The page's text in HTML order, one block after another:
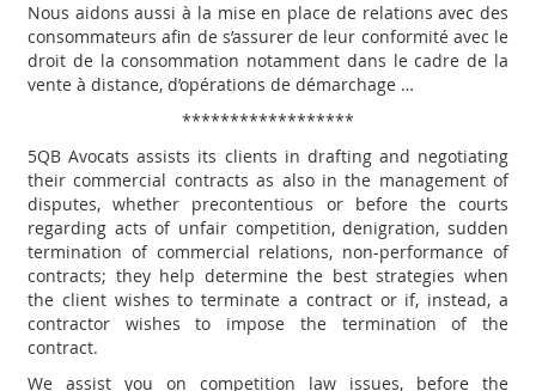
Nous aidons aussi à la mise en place de relations avec des
consommateurs afin de s’assurer de leur conformité avec le
droit de la consommation notamment dans le cadre de la
vente à distance, d’opérations de démarchage …
******************
5QB Avocats assists its clients in drafting and negotiating
their commercial contracts as also in the management of
disputes, whether precontentious or before the courts
regarding acts of unfair competition, denigration, sudden
termination of commercial relations, non-performance of
contracts; they help determine the best strategies when
the client wishes to terminate a contract or if, instead, a
contractor wishes to impose the termination of the
contract.
We assist you on competition law issues, before the